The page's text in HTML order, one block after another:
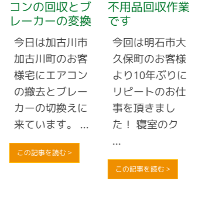
コンの回収とブ
レーカーの変換
今日は加古川市
加古川町のお客
様宅にエアコン
の撤去とブレー
カーの切換えに
来ています。 ...
この記事を読む >
不用品回収作業
です
今回は明石市大
久保町のお客様
より10年ぶりに
リピートのお仕
事を頂きまし
た！ 寝室のク
この記事を読む >